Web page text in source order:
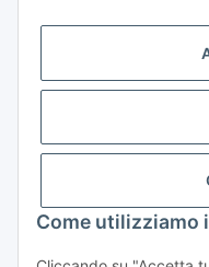
Come utilizziamo
Horns24 - Inh. Marcus
Stammheimer Str. 26